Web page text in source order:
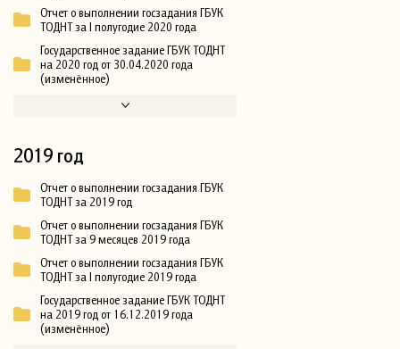
Отчет о выполнении госзадания ГБУК
ТОДНТ за I полугодие 2020 года
Государственное задание ГБУК ТОДНТ
на 2020 год от 30.04.2020 года
(изменённое)
2019 год
Отчет о выполнении госзадания ГБУК
ТОДНТ за 2019 год
Отчет о выполнении госзадания ГБУК
ТОДНТ за 9 месяцев 2019 года
Отчет о выполнении госзадания ГБУК
ТОДНТ за I полугодие 2019 года
Государственное задание ГБУК ТОДНТ
на 2019 год от 16.12.2019 года
(изменённое)